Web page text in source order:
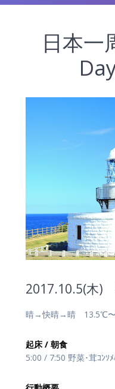
日本一
2017.10.5(木)
晴→快晴→晴 13.5℃
起床 / 朝食
5:00 / 7:50 野菜･茸ｺﾝｿ